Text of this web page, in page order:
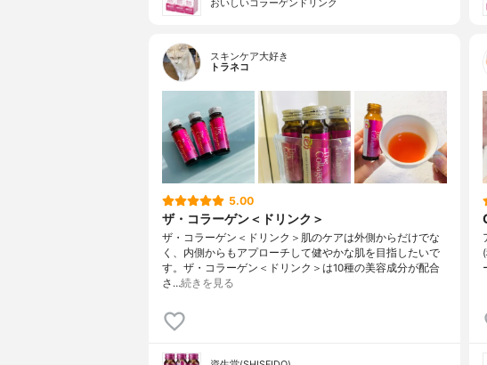
おいしいコラーゲンドリンク
スキンケア大好き
トラネコ
5.00
ザ・コラーゲン＜ドリンク＞
ザ・コラーゲン＜ドリンク＞肌のケアは外側からだけでな
く、内側からもアプローチして健やかな肌を目指したいで
す。ザ・コラーゲン＜ドリンク＞は10種の美容成分が配合
さ…続きを見る